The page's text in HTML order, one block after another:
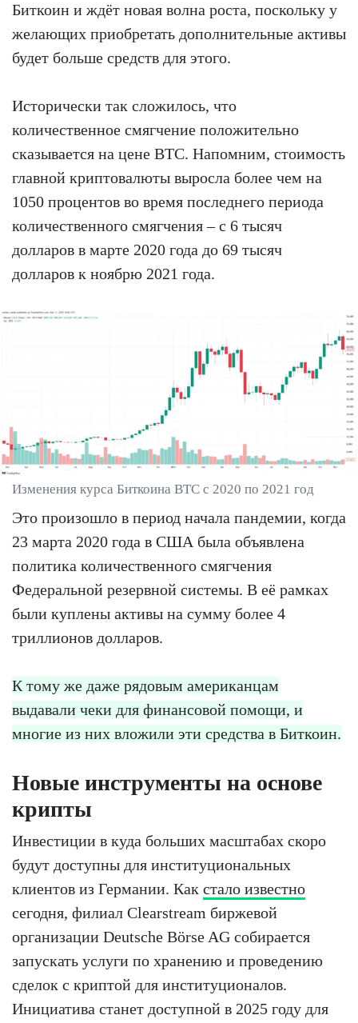
Биткоин и ждёт новая волна роста, поскольку у
желающих приобретать дополнительные активы
будет больше средств для этого.
Исторически так сложилось, что
количественное смягчение положительно
сказывается на цене BTC. Напомним, стоимость
главной криптовалюты выросла более чем на
1050 процентов во время последнего периода
количественного смягчения – с 6 тысяч
долларов в марте 2020 года до 69 тысяч
долларов к ноябрю 2021 года.
Изменения курса Биткоина BTC с 2020 по 2021 год
Это произошло в период начала пандемии, когда
23 марта 2020 года в США была объявлена
политика количественного смягчения
Федеральной резервной системы. В её рамках
были куплены активы на сумму более 4
триллионов долларов.
К тому же даже рядовым американцам
выдавали чеки для финансовой помощи, и
многие из них вложили эти средства в Биткоин.
Новые инструменты на основе
крипты
Инвестиции в куда больших масштабах скоро
будут доступны для институциональных
клиентов из Германии. Как стало известно
сегодня, филиал Clearstream биржевой
организации Deutsche Börse AG собирается
запускать услуги по хранению и проведению
сделок с криптой для институционалов.
Инициатива станет доступной в 2025 году для